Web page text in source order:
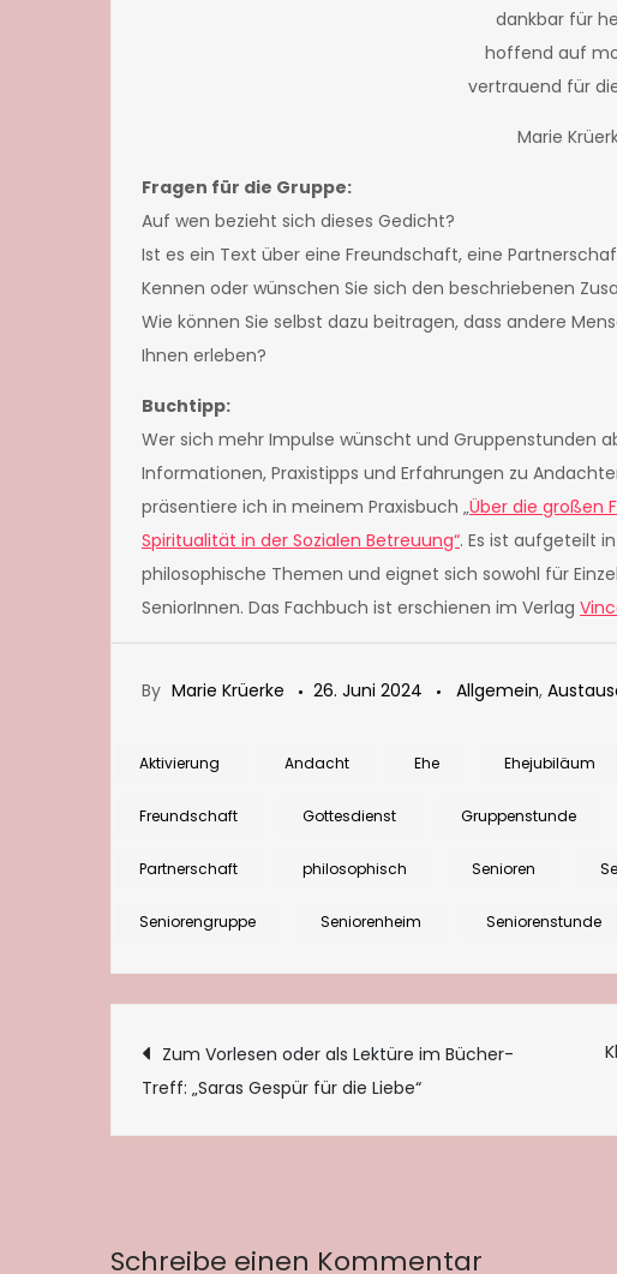
dankbar für
hoffend auf
vertrauend für
Marie
Fragen für die Gruppe:
Auf wen bezieht sich dieses Gedicht?
Ist es ein Text über eine Freundschaft, eine
Kennen oder wünschen Sie sich den beschriebenen
Wie können Sie selbst dazu beitragen, dass andere
Ihnen erleben?
Buchtipp:
Wer sich mehr Impulse wünscht und Gruppenstunden
Informationen, Praxistipps und Erfahrungen zu
präsentiere ich in meinem Praxisbuch „Über die großen
Spiritualität in der Sozialen Betreuung“. Es ist aufgeteilt
philosophische Themen und eignet sich sowohl für
SeniorInnen. Das Fachbuch ist erschienen im Verlag
By Marie Krüerke 26. Juni 2024 Allgemein,
Aktivierung Andacht Ehe Ehejubiläum
Freundschaft Gottesdienst Gruppenstunde
Partnerschaft philosophisch Senioren
Seniorengruppe Seniorenheim Seniorenstunde
Beitragsnavigation
Zum Vorlesen oder als Lektüre im Bücher-
Treff: „Saras Gespür für die Liebe“
Schreibe einen Kommentar